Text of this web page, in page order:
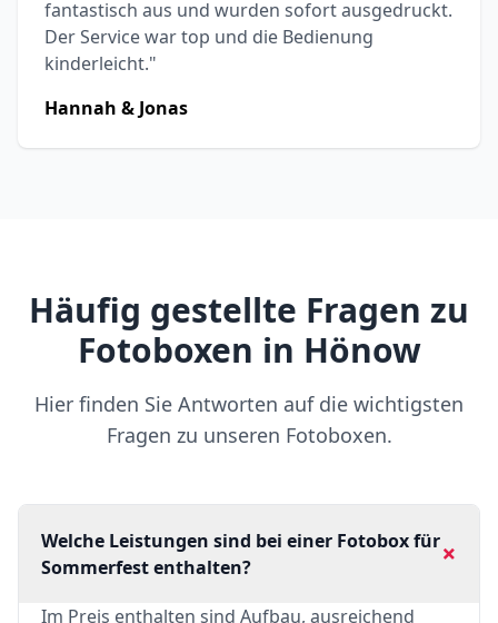
fantastisch aus und wurden sofort ausgedruckt.
Der Service war top und die Bedienung
kinderleicht."
Hannah & Jonas
Häufig gestellte Fragen zu
Fotoboxen in Hönow
Hier finden Sie Antworten auf die wichtigsten
Fragen zu unseren Fotoboxen.
Welche Leistungen sind bei einer Fotobox für
Sommerfest enthalten?
+
Im Preis enthalten sind Aufbau, ausreichend